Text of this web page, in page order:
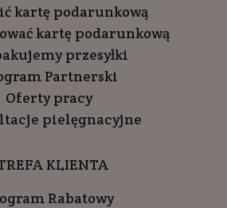
kartę podarunkową
kartę podarunkową
przesyłki
Partnerski
Oferty pracy
pielęgnacyjne
KLIENTA
Rabatowy